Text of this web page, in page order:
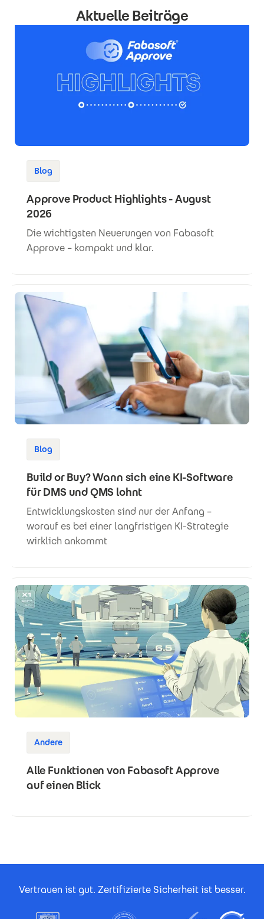
Aktuelle Beiträge
Blog
Approve Product Highlights - August
2026
Die wichtigsten Neuerungen von Fabasoft
Approve – kompakt und klar.
Blog
Build or Buy? Wann sich eine KI-Software
für DMS und QMS lohnt
Entwicklungskosten sind nur der Anfang –
worauf es bei einer langfristigen KI-Strategie
wirklich ankommt
Andere
Alle Funktionen von Fabasoft Approve
auf einen Blick
Vertrauen ist gut. Zertifizierte Sicherheit ist besser.